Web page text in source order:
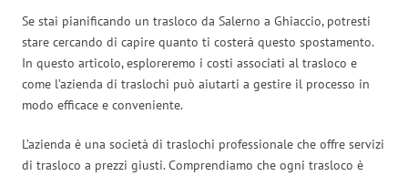
Se stai pianificando un trasloco da Salerno a Ghiaccio, potresti
stare cercando di capire quanto ti costerà questo spostamento.
In questo articolo, esploreremo i costi associati al trasloco e
come l’azienda di traslochi può aiutarti a gestire il processo in
modo efficace e conveniente.
L’azienda è una società di traslochi professionale che offre servizi
di trasloco a prezzi giusti. Comprendiamo che ogni trasloco è